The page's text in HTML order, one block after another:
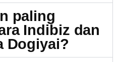
paling
Indibiz dan
Dogiyai?